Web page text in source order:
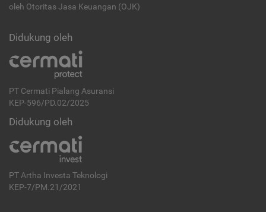
oleh Otoritas Jasa Keuangan (OJK)
Didukung oleh
PT Cermati Pialang Asuransi
KEP-596/PD.02/2025
Didukung oleh
PT Artha Investa Teknologi
KEP-7/PM.21/2021